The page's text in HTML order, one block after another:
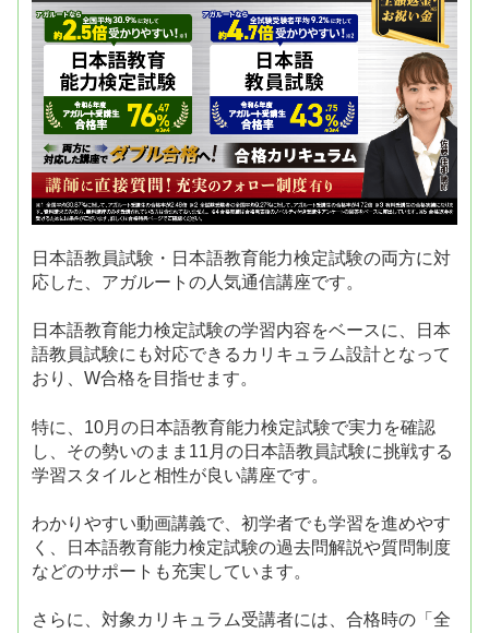
日本語教員試験・日本語教育能力検定試験の両方に対
応した、アガルートの人気通信講座です。
日本語教育能力検定試験の学習内容をベースに、日本
語教員試験にも対応できるカリキュラム設計となって
おり、W合格を目指せます。
特に、10月の日本語教育能力検定試験で実力を確認
し、その勢いのまま11月の日本語教員試験に挑戦する
学習スタイルと相性が良い講座です。
わかりやすい動画講義で、初学者でも学習を進めやす
く、日本語教育能力検定試験の過去問解説や質問制度
などのサポートも充実しています。
さらに、対象カリキュラム受講者には、合格時の「全